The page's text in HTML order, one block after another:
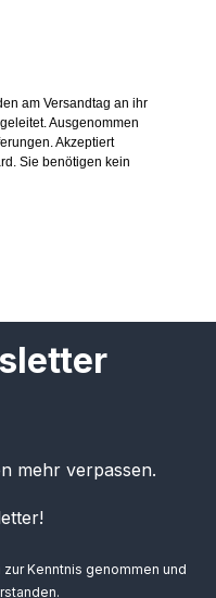
am Versandtag an ihr
Ausgenommen
Akzeptiert
Sie benötigen kein
mehr verpassen.
zur Kenntnis genommen und